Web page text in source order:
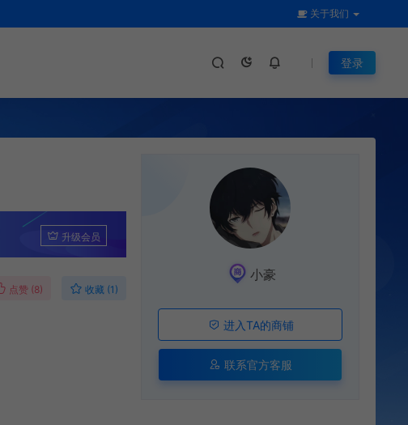
关于我们
登录
升级会员
点赞 (8) 收藏 (1)
小豪
进入TA的商铺
联系官方客服